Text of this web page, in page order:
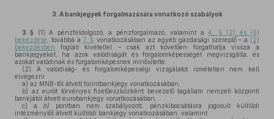
3. A bankjegyek forgalmazására vonatkozó szabályok
3. § (1) A pénzfeldolgozó, a pénzforgalmazó, valamint a 4. § (2) és (6)
bekezdése , továbbá a 7. § vonatkozásában az egyéb gazdasági szereplő – a (2)
bekezdésben foglalt kivétellel – csak azt követően forgathatja vissza a
bankjegyeket, ha azok valódiságát és forgalomképességét megvizsgálta, és
azokat valódinak és forgalomképesnek minősítette.
(2) A valódiság- és forgalomképességi vizsgálatot ismételten nem kell
elvégezni
a) az MNB-től átvett forintbankjegy vonatkozásában,
b) az eurót törvényes fizetőeszközként bevezető tagállam nemzeti központi
bankjától átvett eurobankjegy vonatkozásában,
c) a b) pontban nem szabályozott, pénzkibocsátásra jogosult külföldi
intézménytől átvett külföldi bankjegy vonatkozásában, valamint